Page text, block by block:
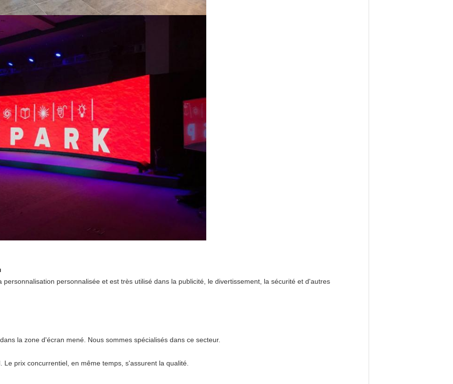
personnalisation personnalisée et est très utilisé dans la publicité, le divertissement, la sécurité et d'autres
la zone d'écran mené. Nous sommes spécialisés dans ce secteur.
Le prix concurrentiel, en même temps, s'assurent la qualité.